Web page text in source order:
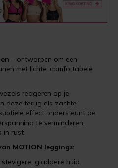
– ontworpen om een
met lichte, comfortabele
reageren op je
deze terug als zachte
effect ondersteunt de
te verminderen,
in rust.
MOTION leggings:
gladdere huid